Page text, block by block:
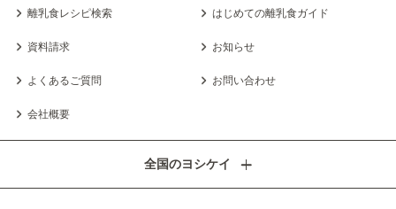
離乳食レシピ検索 はじめての離乳食ガイド
資料請求 お知らせ
よくあるご質問 お問い合わせ
会社概要
全国のヨシケイ